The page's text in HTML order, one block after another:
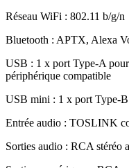
Réseau WiFi : 802.11 b/g/n
Bluetooth : APTX, Alexa
USB : 1 x port Type-A
périphérique compatible
USB mini : 1 x port Type-B
Entrée audio : TOSLINK
Sorties audio : RCA stéréo